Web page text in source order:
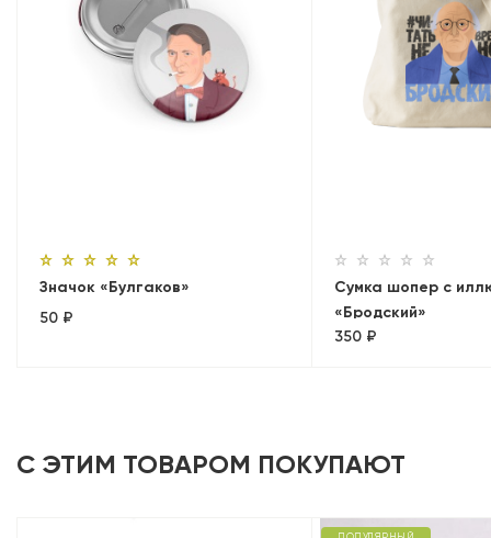
Значок «Булгаков»
50 ₽
Сумка шопер с
«Бродский»
350 ₽
С ЭТИМ ТОВАРОМ ПОКУПАЮТ